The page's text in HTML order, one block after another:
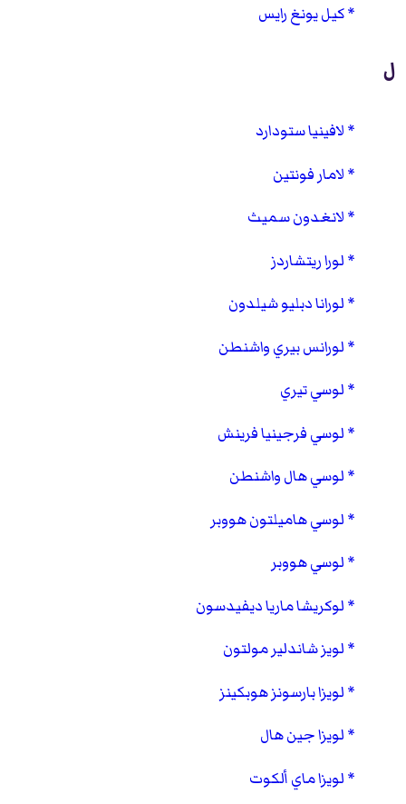
كيل يونغ رايس
ل
لافينيا ستودارد
لامار فونتين
لانغدون سميث
لورا ريتشاردز
لورانا دبليو شيلدون
لورانس بيري واشنطن
لوسي تيري
لوسي فرجينيا فرينش
لوسي هال واشنطن
لوسي هاميلتون هووبر
لوسي هووبر
لوكريشا ماريا ديفيدسون
لويز شاندلير مولتون
لويزا بارسونز هوبكينز
لويزا جين هال
لويزا ماي ألكوت